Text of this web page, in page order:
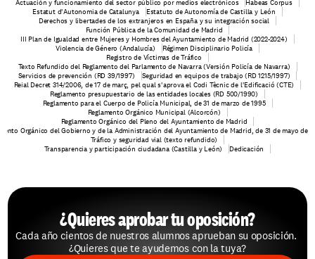
Actuación y funcionamiento del sector público por medios electrónicos
Habeas Corpus
Estatut d'Autonomia de Catalunya
Estatuto de Autonomía de Castilla y León
Derechos y libertades de los extranjeros en España y su integración social
Función Pública de la Comunidad de Madrid
III Plan de Igualdad entre Mujeres y Hombres del Ayuntamiento de Madrid (2022-2024)
Violencia de Género (Andalucía)
Régimen Disciplinario Policía
Registro de Víctimas de Tráfico
Texto Refundido del Reglamento del Parlamento de Navarra (Versión Policía de Navarra)
Servicios de prevención (RD 39/1997)
Seguridad en equipos de trabajo (RD 1215/1997)
Reial Decret 314/2006, de 17 de març, pel qual s'aprova el Codi Tècnic de l'Edificació (CTE)
Reglamento presupuestario de las entidades locales (RD 500/1990)
Reglamento para el Cuerpo de Policía Municipal, de 31 de marzo de 1995
Reglamento Orgánico Municipal (Alcorcón)
Reglamento Orgánico del Pleno del Ayuntamiento de Madrid
Orgánico del Gobierno y de la Administración del Ayuntamiento de Madrid, de 31 de mayo de
Tráfico y seguridad vial (texto refundido)
Transparencia y participación ciudadana (Castilla y León)
Dedicación
¿Quieres aprobar tu oposición?
Cada año cientos de nuestros alumnos aprueban su oposición.
¿Quieres que te ayudemos con la tuya?